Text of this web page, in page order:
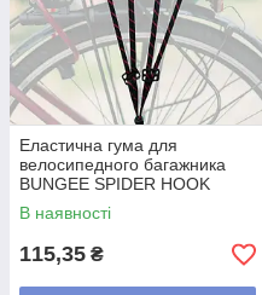
Еластична гума для
велосипедного багажника
BUNGEE SPIDER HOOK
чорна, 60 см, BCH2-12X4060-
BCRD-B
В наявності
115,35 ₴